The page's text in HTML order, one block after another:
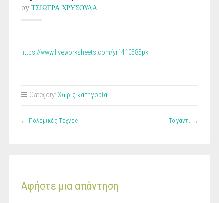
by ΤΣΙΩΤΡΑ ΧΡΥΣΟΥΛΑ
https://www.liveworksheets.com/yr1410585pk
Category: Χωρίς κατηγορία
← Πολεμικές Τέχνες Το γάντι →
Αφήστε μια απάντηση